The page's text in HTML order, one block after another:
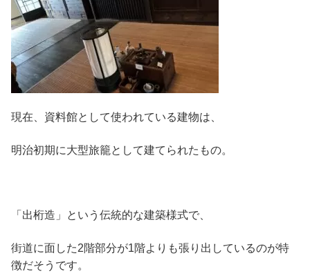
現在、資料館として使われている建物は、
明治初期に大型旅籠として建てられたもの。
「出桁造」という伝統的な建築様式で、
街道に面した2階部分が1階よりも張り出しているのが特
徴だそうです。